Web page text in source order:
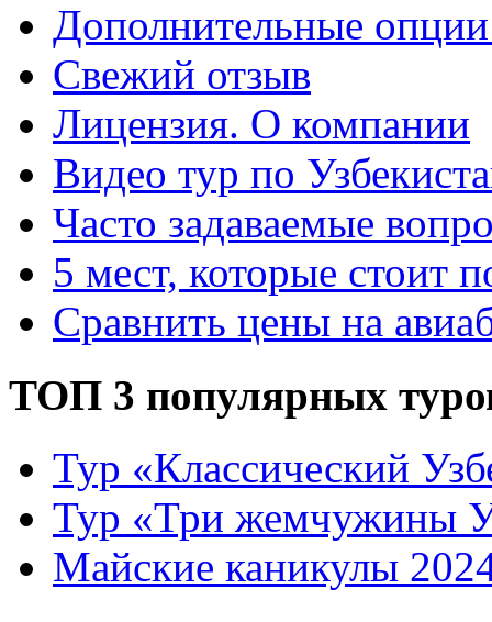
Дополнительные
Свежий отзыв
Лицензия. О компании
Видео тур по
Часто задаваемые
5 мест, которые стоит
Сравнить цены на
ТОП 3 популярных
Тур «Классический
Тур «Три жемчужины
Майские каникулы